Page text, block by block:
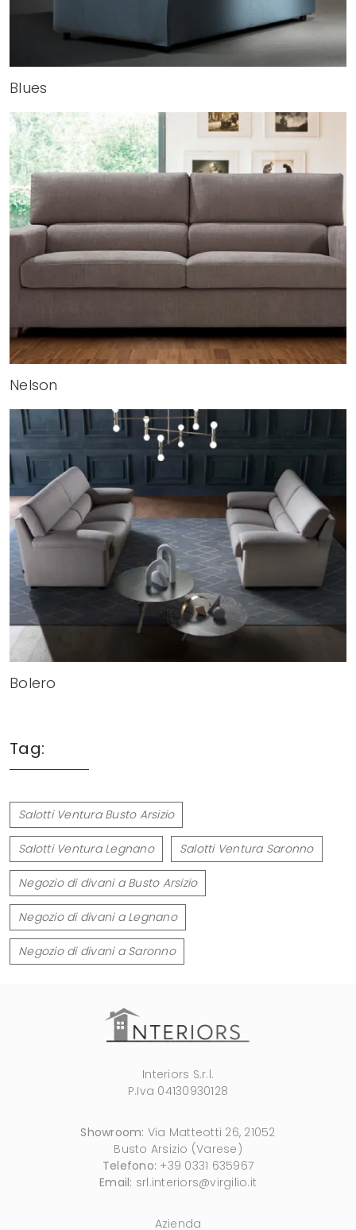
Blues
Nelson
Bolero
Tag:
Salotti Ventura Busto Arsizio
Salotti Ventura Legnano Salotti Ventura Saronno
Negozio di divani a Busto Arsizio
Negozio di divani a Legnano
Negozio di divani a Saronno
Interiors S.r.l.
P.Iva 04130930128
Showroom: Via Matteotti 26, 21052
Busto Arsizio (Varese)
Telefono: +39 0331 635967
Email: srl.interiors@virgilio.it
Azienda